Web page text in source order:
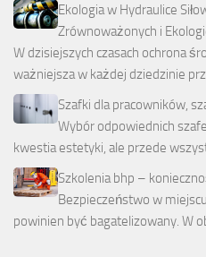
Ekologia w Hydraulice
Zrównoważonych i
W dzisiejszych czasach ochrona
ważniejsza w każdej dziedzinie
Szafki dla pracowników,
Wybór odpowiednich
kwestia estetyki, ale przede
Szkolenia bhp –
Bezpieczeństwo w
powinien być bagatelizowany. W